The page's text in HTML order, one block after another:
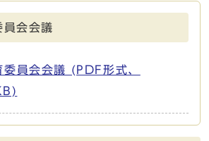
会会議
員会会議 (PDF形式、